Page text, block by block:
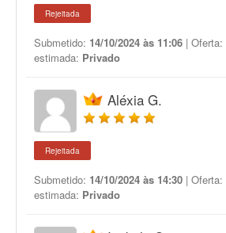
Rejeitada
Submetido: 14/10/2024 às 11:06 | Oferta:
estimada: Privado
Aléxia G.
Rejeitada
Submetido: 14/10/2024 às 14:30 | Oferta:
estimada: Privado